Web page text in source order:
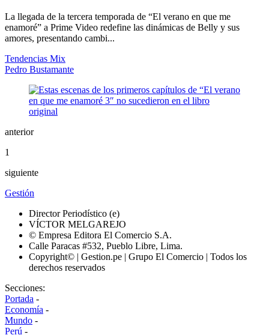
La llegada de la tercera temporada de “El verano en que me
enamoré” a Prime Video redefine las dinámicas de Belly y sus
amores, presentando cambi...
Tendencias Mix
Pedro Bustamante
anterior
1
siguiente
Gestión
Director Periodístico (e)
VÍCTOR MELGAREJO
© Empresa Editora El Comercio S.A.
Calle Paracas #532, Pueblo Libre, Lima.
Copyright© | Gestion.pe | Grupo El Comercio | Todos los
derechos reservados
Secciones:
Portada -
Economía -
Mundo -
Perú -